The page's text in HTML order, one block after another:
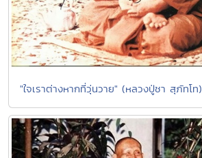
"ใจเราต่างหากที่วุ่นวาย" (หลวงปู่ชา สุภัทโท)